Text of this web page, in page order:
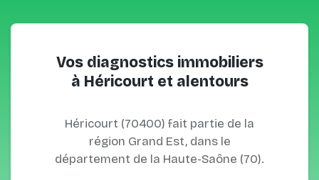
Vos diagnostics immobiliers
à Héricourt et alentours
Héricourt (70400) fait partie de la
région Grand Est, dans le
département de la Haute-Saône (70).